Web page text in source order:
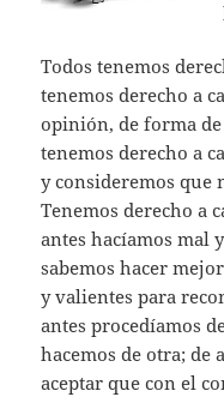
Todos tenemos
tenemos derecho a
opinión, de forma
tenemos derecho a
y consideremos que
Tenemos derecho a
antes hacíamos mal
sabemos hacer
y valientes para
antes procedíamos
hacemos de otra; de
aceptar que con el